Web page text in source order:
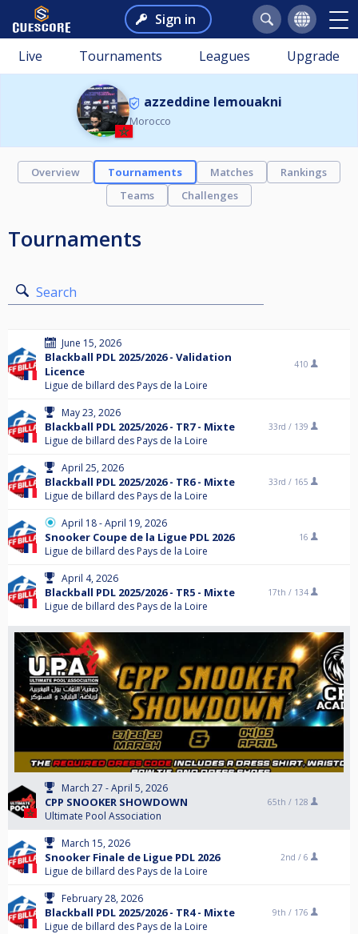
Sign in
Live Tournaments Leagues Upgrade
azzeddine lemouakni
Morocco
Overview Tournaments Matches
Rankings
Teams
Challenges
Tournaments
Search
June 15, 2026
Blackball PDL 2025/2026 - Validation
Licence
Ligue de billard des Pays de la Loire
410
May 23, 2026
Blackball PDL 2025/2026 - TR7 - Mixte
Ligue de billard des Pays de la Loire
33rd / 139
April 25, 2026
Blackball PDL 2025/2026 - TR6 - Mixte
Ligue de billard des Pays de la Loire
33rd / 165
April 18 - April 19, 2026
Snooker Coupe de la Ligue PDL 2026
Ligue de billard des Pays de la Loire
16
April 4, 2026
Blackball PDL 2025/2026 - TR5 - Mixte
Ligue de billard des Pays de la Loire
17th / 134
March 27 - April 5, 2026
CPP SNOOKER SHOWDOWN
Ultimate Pool Association
65th / 128
March 15, 2026
Snooker Finale de Ligue PDL 2026
Ligue de billard des Pays de la Loire
2nd / 6
February 28, 2026
Blackball PDL 2025/2026 - TR4 - Mixte
Ligue de billard des Pays de la Loire
9th / 176